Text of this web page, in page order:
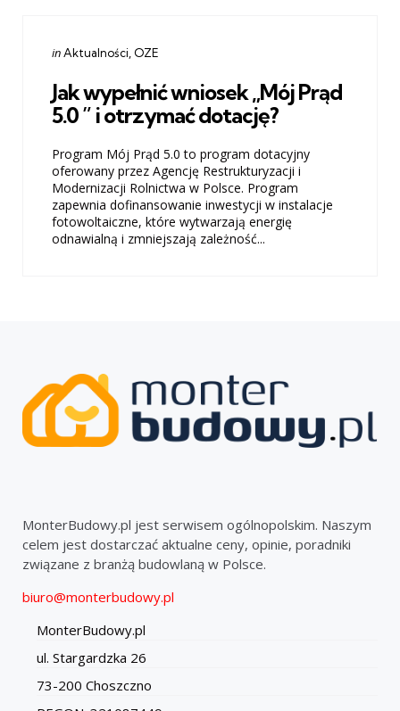
Categories
Posted
inAktualności OZE
Jak wypełnić wniosek „Mój Prąd
5.0 ” i otrzymać dotację?
Program Mój Prąd 5.0 to program dotacyjny
oferowany przez Agencję Restrukturyzacji i
Modernizacji Rolnictwa w Polsce. Program
zapewnia dofinansowanie inwestycji w instalacje
fotowoltaiczne, które wytwarzają energię
odnawialną i zmniejszają zależność...
MonterBudowy.pl jest serwisem ogólnopolskim. Naszym
celem jest dostarczać aktualne ceny, opinie, poradniki
związane z branżą budowlaną w Polsce.
biuro@monterbudowy.pl
MonterBudowy.pl
ul. Stargardzka 26
73-200 Choszczno